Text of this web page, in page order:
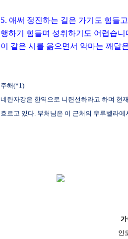
5. 애써 정진하는 길은 가기도 힘들고
행하기 힘들며 성취하기도 어렵습니
이 같은 시를 읊으면서 악마는 깨달
주해(*1)
네란자강은 한역으로 니련선하라고 하며 현
흐르고 있다. 부처님은 이 근처의 우루벨라에
인